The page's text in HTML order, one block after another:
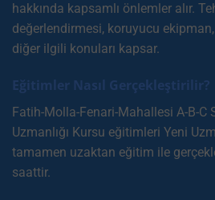
hakkında kapsamlı önlemler alır.
değerlendirmesi, koruyucu ekipman,
diğer ilgili konuları kapsar.
Eğitimler Nasıl Gerçekleştirilir?
Fatih-Molla-Fenari-Mahallesi A-B-C
Uzmanlığı Kursu eğitimleri Yeni
tamamen uzaktan eğitim ile
saattir.